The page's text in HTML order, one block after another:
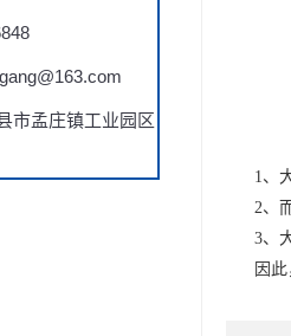
市孟庄镇工业园区
1、大
2、
3、
因